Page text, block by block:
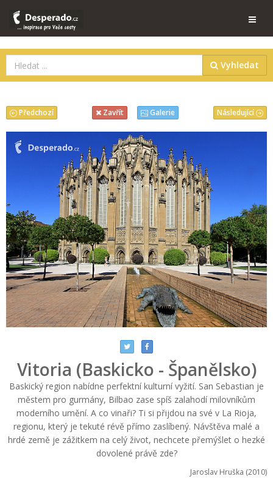
Vyhledat
Následující
Předchozí Zavřít Galerie
Vitoria (Baskicko - Španělsko)
Baskický region nabídne perfektní kulturní vyžití. San Sebastian je
městem pro gurmány, Bilbao zase spíš zalahodí milovníkům
moderního umění. A co vinaři? Ti si přijdou na své v La Rioja,
regionu, který je tekuté révě přímo zaslíbený. Návštěva malé a
hrdé země je zážitkem na celý život, nechcete přemýšlet o hezké
dovolené právě zde?
Jaroslav Hruška (2010)